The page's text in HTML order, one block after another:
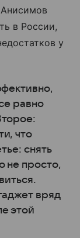
в России,
у
равно
что
снять
не просто,
вряд
этой